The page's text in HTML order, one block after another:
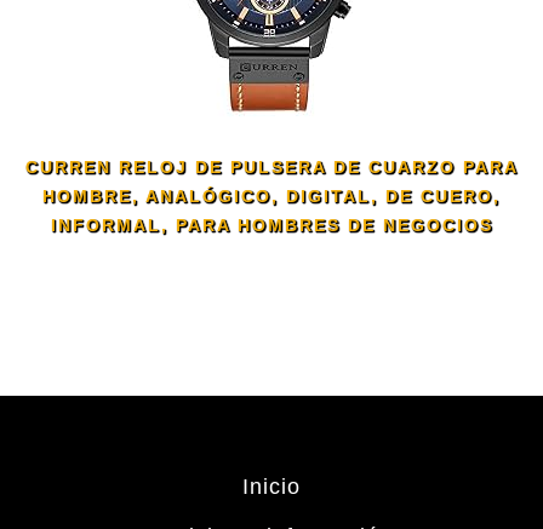
CURREN RELOJ DE PULSERA DE CUARZO PARA
HOMBRE, ANALÓGICO, DIGITAL, DE CUERO,
INFORMAL, PARA HOMBRES DE NEGOCIOS
Inicio